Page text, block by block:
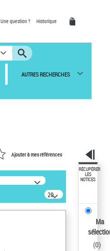
Une question ? Historique
AUTRES RECHERCHES
Ajouter à mes références
20
résultats/page
RÉCUPÉRER
LES
NOTICES
Ma
(0)